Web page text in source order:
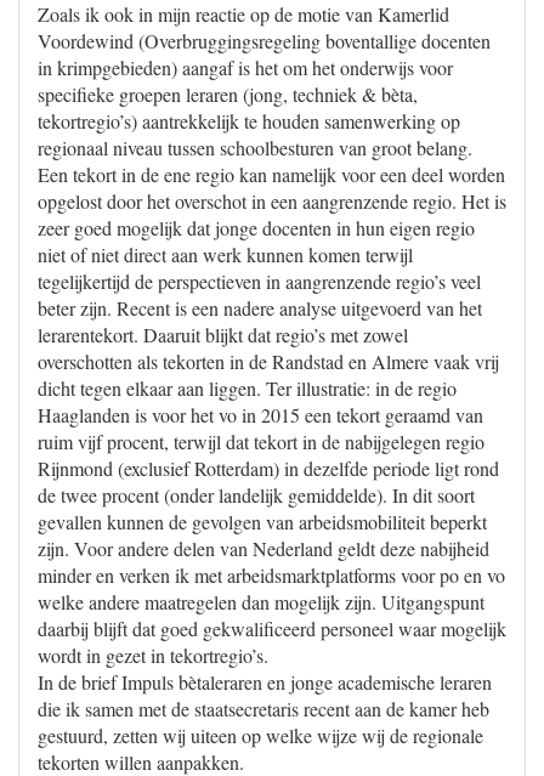
Zoals ik ook in mijn reactie op de motie van Kamerlid
Voordewind (Overbruggingsregeling boventallige docenten
in krimpgebieden) aangaf is het om het onderwijs voor
specifieke groepen leraren (jong, techniek & bèta,
tekortregio’s) aantrekkelijk te houden samenwerking op
regionaal niveau tussen schoolbesturen van groot belang.
Een tekort in de ene regio kan namelijk voor een deel worden
opgelost door het overschot in een aangrenzende regio. Het is
zeer goed mogelijk dat jonge docenten in hun eigen regio
niet of niet direct aan werk kunnen komen terwijl
tegelijkertijd de perspectieven in aangrenzende regio’s veel
beter zijn. Recent is een nadere analyse uitgevoerd van het
lerarentekort. Daaruit blijkt dat regio’s met zowel
overschotten als tekorten in de Randstad en Almere vaak vrij
dicht tegen elkaar aan liggen. Ter illustratie: in de regio
Haaglanden is voor het vo in 2015 een tekort geraamd van
ruim vijf procent, terwijl dat tekort in de nabijgelegen regio
Rijnmond (exclusief Rotterdam) in dezelfde periode ligt rond
de twee procent (onder landelijk gemiddelde). In dit soort
gevallen kunnen de gevolgen van arbeidsmobiliteit beperkt
zijn. Voor andere delen van Nederland geldt deze nabijheid
minder en verken ik met arbeidsmarktplatforms voor po en vo
welke andere maatregelen dan mogelijk zijn. Uitgangspunt
daarbij blijft dat goed gekwalificeerd personeel waar mogelijk
wordt in gezet in tekortregio’s.
In de brief Impuls bètaleraren en jonge academische leraren
die ik samen met de staatsecretaris recent aan de kamer heb
gestuurd, zetten wij uiteen op welke wijze wij de regionale
tekorten willen aanpakken.